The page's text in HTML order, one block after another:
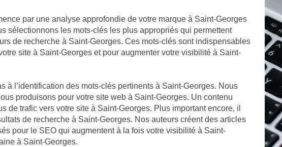
par une analyse approfondie de votre marque à Saint-Georges
sélectionnons les mots-clés les plus appropriés qui permettent
de recherche à Saint-Georges. Ces mots-clés sont indispensables
site à Saint-Georges et pour augmenter votre visibilité à Saint-
à l’identification des mots-clés pertinents à Saint-Georges. Nous
produisons pour votre site web à Saint-Georges. Un contenu
de trafic vers votre site à Saint-Georges. Plus important encore, il
de recherche à Saint-Georges. Nos auteurs créent des articles
pour le SEO qui augmentent à la fois votre visibilité à Saint-
à Saint-Georges.